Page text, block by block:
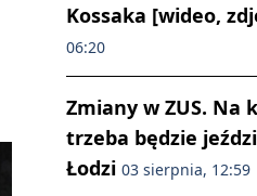
Kossaka [wideo,
06:20
Zmiany w ZUS. Na
trzeba będzie
Łodzi 03 sierpnia, 12:59